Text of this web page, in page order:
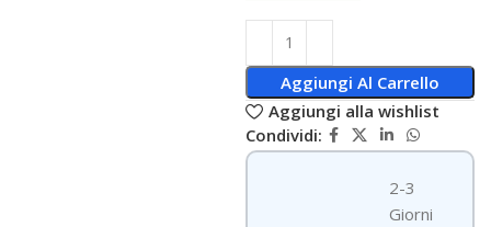
Aggiungi Al Carrello
Aggiungi alla wishlist
Condividi:
2-3
Giorni